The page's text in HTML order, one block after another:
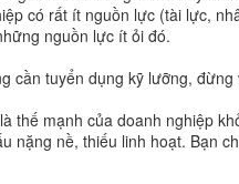
có rất ít nguồn lực (tài lực,
nguồn lực ít ỏi đó.
cần tuyển dụng kỹ lưỡng,
thế mạnh của doanh nghiệp
nặng nề, thiếu linh hoạt. Bạn